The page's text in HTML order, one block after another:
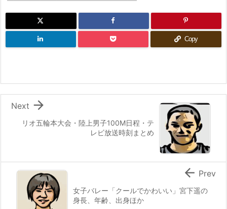
Copy
リオ五輪本大会・陸上男子100M日程・テ
レビ放送時刻まとめ

Next
女子バレー「クールでかわいい」宮下遥の
身長、年齢、出身ほか
 Prev